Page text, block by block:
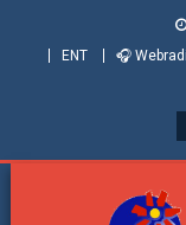
ENT
🎧